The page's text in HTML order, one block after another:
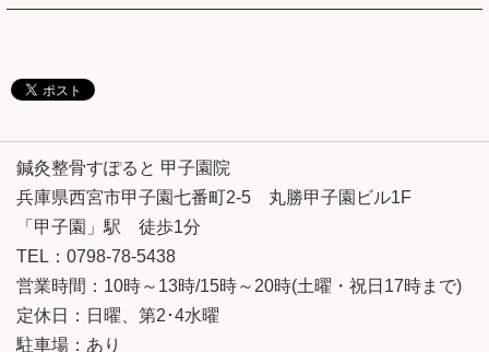
鍼灸整骨すぽると 甲子園院
兵庫県西宮市甲子園七番町2-5 丸勝甲子園ビル1F
「甲子園」駅 徒歩1分
TEL：0798-78-5438
営業時間：10時～13時/15時～20時(土曜・祝日17時まで)
定休日：日曜、第2･4水曜
駐車場：あり